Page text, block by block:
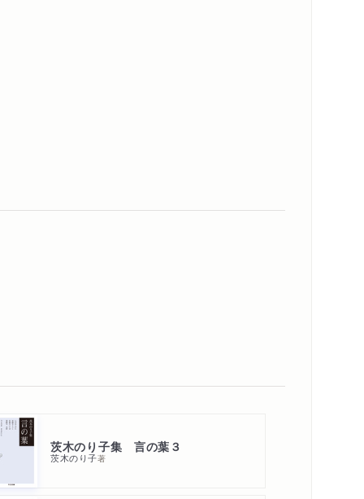
茨木のり子集 言の葉３
茨木のり子著